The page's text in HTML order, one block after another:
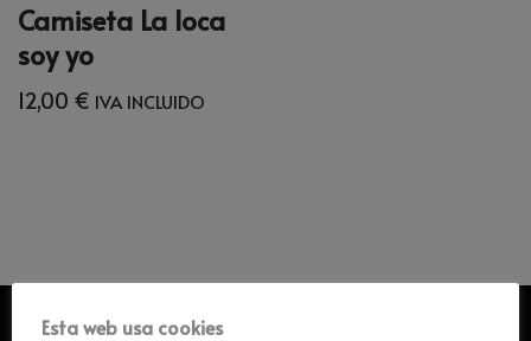
Camiseta La loca
soy yo
12,00 € IVA INCLUIDO
Esta web usa cookies